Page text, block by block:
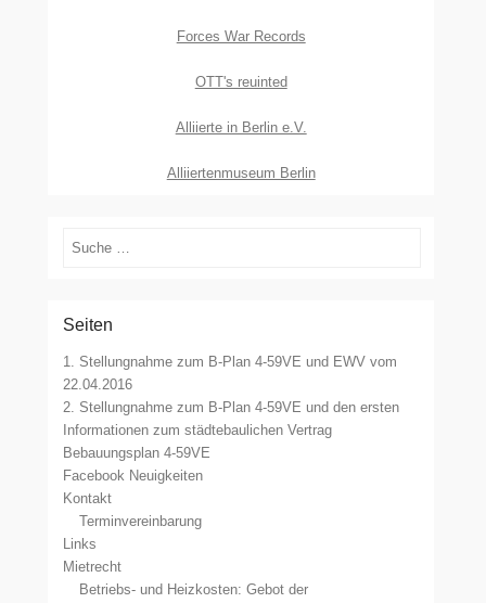
Forces War Records
OTT's reuinted
Alliierte in Berlin e.V.
Alliiertenmuseum Berlin
Suchen
Seiten
1. Stellungnahme zum B-Plan 4-59VE und EWV vom
22.04.2016
2. Stellungnahme zum B-Plan 4-59VE und den ersten
Informationen zum städtebaulichen Vertrag
Bebauungsplan 4-59VE
Facebook Neuigkeiten
Kontakt
Terminvereinbarung
Links
Mietrecht
Betriebs- und Heizkosten: Gebot der